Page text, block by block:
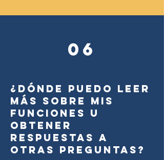
06
¿Dónde puedo leer
más sobre mis
funciones u
obtener
respuestas a
otras preguntas?